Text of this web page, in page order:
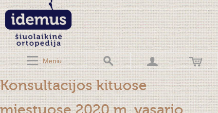
Meniu
Konsultacijos kituose